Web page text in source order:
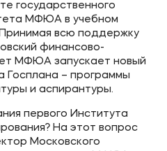
государственного
МФЮА в учебном
всю поддержку
финансово-
МФЮА запускает новый
Госплана – программы
и аспирантуры.
первого Института
На этот вопрос
Московского